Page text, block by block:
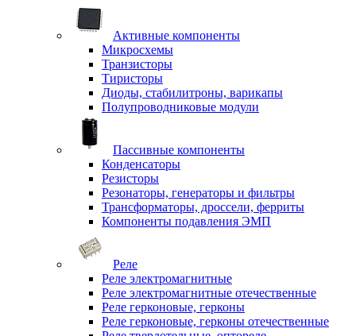
Активные компоненты
Микросхемы
Транзисторы
Тиристоры
Диоды, стабилитроны, варикапы
Полупроводниковые модули
Пассивные компоненты
Конденсаторы
Резисторы
Резонаторы, генераторы и фильтры
Трансформаторы, дроссели, ферриты
Компоненты подавления ЭМП
Реле
Реле электромагнитные
Реле электромагнитные отечественные
Реле герконовые, герконы
Реле герконовые, герконы отечественные